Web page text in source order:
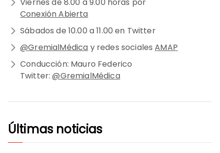
Conexión Abierta
Sábados de 10.00 a 11.00 en Twitter
@GremialMédica y redes socialesAMAP
Conducción: Mauro Federico
Twitter:@GremialMédica
Últimas noticias